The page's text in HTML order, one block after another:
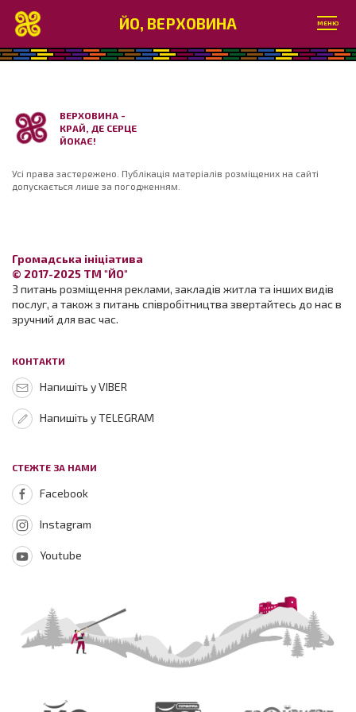
ЙО, ВЕРХОВИНА МЕНЮ
ВЕРХОВИНА -
КРАЙ, ДЕ СЕРЦЕ
ЙОКАЄ!
Усі права застережено. Публікація матеріалів розміщених на сайті
допускається лише за погодженням.
Громадська ініціатива
© 2017-2025 ТМ "ЙО"
З питань розміщення реклами, закладів житла та інших видів
послуг, а також з питань співробітництва звертайтесь до нас в
зручний для вас час.
КОНТАКТИ
Напишіть у VIBER
Напишіть у TELEGRAM
СТЕЖТЕ ЗА НАМИ
Facebook
Instagram
Youtube